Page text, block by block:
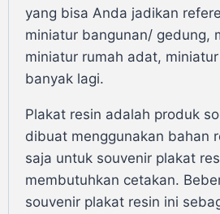
yang bisa Anda jadikan
miniatur bangunan/ gedung,
miniatur rumah adat,
banyak lagi.
Plakat resin adalah produk
dibuat menggunakan bahan
saja untuk souvenir plakat
membutuhkan cetakan.
souvenir plakat resin ini